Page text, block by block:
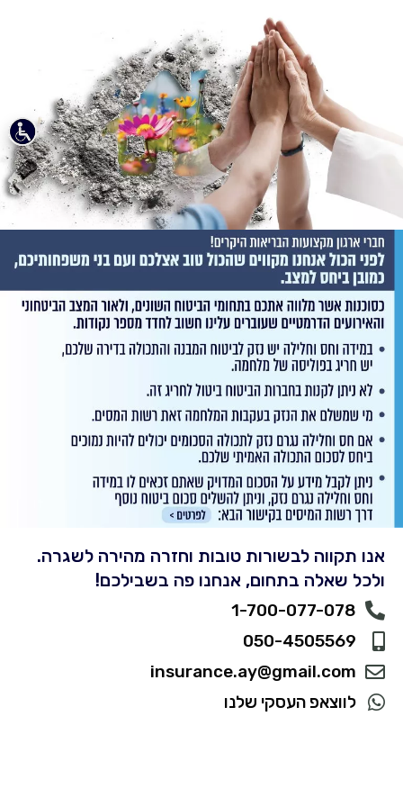
אנו תקווה לבשורות טובות וחזרה מהירה לשגרה.
ולכל שאלה בתחום, אנחנו פה בשבילכם!
1-700-077-078
050-4505569
insurance.ay@gmail.com
לווצאפ העסקי שלנו​